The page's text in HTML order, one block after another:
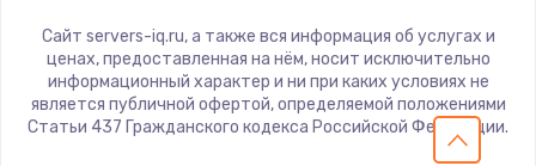
Сайт servers-iq.ru, а также вся информация об услугах и
ценах, предоставленная на нём, носит исключительно
информационный характер и ни при каких условиях не
является публичной офертой, определяемой положениями
Статьи 437 Гражданского кодекса Российской Федерации.